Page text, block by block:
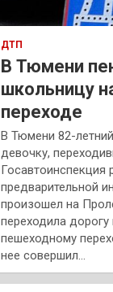
ДТП
В Тюмени
школьницу
переходе
В Тюмени 82-
девочку,
предварительной
произошел на
переходила
пешеходному
нее совершил…